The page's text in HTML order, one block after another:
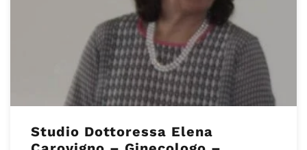
Studio Dottoressa Elena